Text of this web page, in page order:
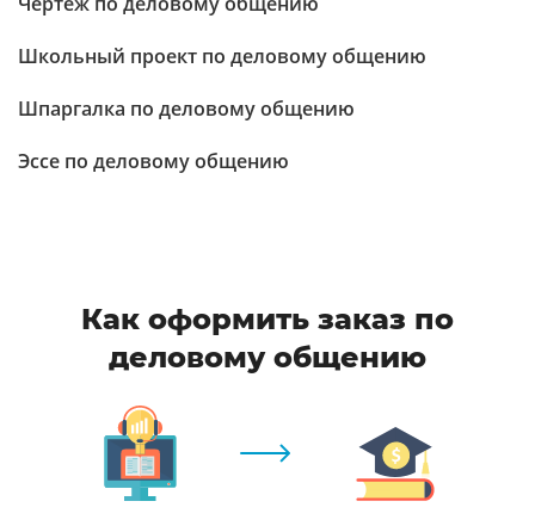
Школьный проект по деловому общению
Шпаргалка по деловому общению
Эссе по деловому общению
Как оформить заказ по
деловому общению